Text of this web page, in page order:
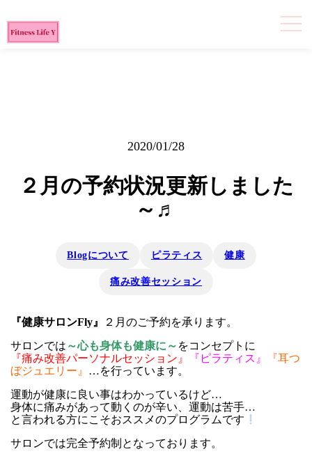
2020/01/28
２月の予約状況更新しました
～♬
Blogについて ピラティス 健康
痛み改善セッション
『健康サロンFly』
２月のご予約を承ります。
サロンでは ～心も身体も健康に～ をコンセプトに
『痛み改善パーソナルセッション』
『ピラティス』
『耳つ
ぼジュエリー』 …を行っています。
運動が健康に良い事はわかっているけど…
身体に痛みがあって動くのが辛い、運動は苦手…
と言われる方にこそおススメのプログラムです
サロンでは完全予約制となっております。